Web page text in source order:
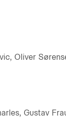
Oliver
Gustav